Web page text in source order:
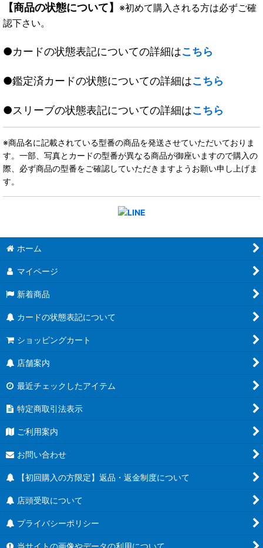
【商品の状態について】 ※初めて購入される方は必ずご確
認下さい。
●カードの状態表記についての詳細はこちら
●鑑定済カードの状態についての詳細はこちら
●スリーブの状態表記についての詳細はこちら
※商品名に記載されている型番の商品を発送させていただいておりま
す。一部、写真とカードの型番が異なる商品が御座いますので購入の
際、必ず商品の型番をご確認していただきますようお願い申し上げま
す。
ホーム
マイページ
新着商品
カードの状態表記について
ショッピングカート
店舗案内
最近チェックしたアイテム
特定商取引法表示
ご利用案内
お問い合わせ
【初回購入の方限定】返品・返金制度について
店頭受取について
プライバシーポリシー